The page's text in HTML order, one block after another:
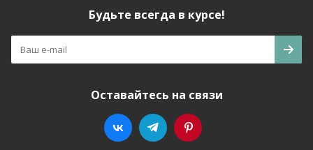
Будьте всегда в курсе!
Оставайтесь на связи